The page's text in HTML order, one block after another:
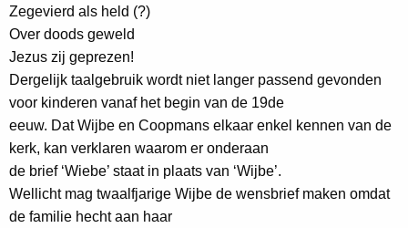
Zegevierd als held (?)
Over doods geweld
Jezus zij geprezen!
Dergelijk taalgebruik wordt niet langer passend gevonden
voor kinderen vanaf het begin van de 19de
eeuw. Dat Wijbe en Coopmans elkaar enkel kennen van de
kerk, kan verklaren waarom er onderaan
de brief ‘Wiebe’ staat in plaats van ‘Wijbe’.
Wellicht mag twaalfjarige Wijbe de wensbrief maken omdat
de familie hecht aan haar